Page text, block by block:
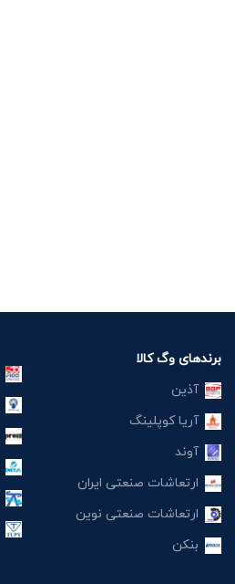
برندهای وگ کالا
آذین
آریا کوپلینگ
آوند
ارتعاشات صنعتی ایران
ارتعاشات صنعتی نوین
بنکن